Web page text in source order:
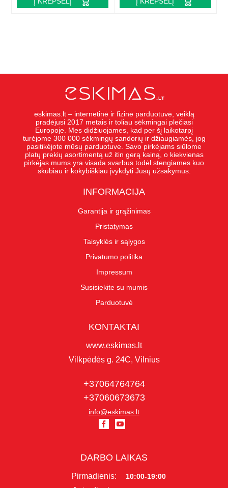
eskimas.lt – internetinė ir fizinė parduotuvė, veiklą
pradėjusi 2017 metais ir toliau sėkmingai plečiasi
Europoje. Mes didžiuojames, kad per šį laikotarpį
turėjome 300 000 sėkmingų sandorių ir džiaugiamės, jog
pasitikėjote mūsų parduotuve. Savo pirkėjams siūlome
platų prekių asortimentą už itin gerą kainą, o kiekvienas
pirkėjas mums yra visada svarbus todėl stengiames kuo
skubiau ir kokybiškiau įvykdyti Jūsų užsakymus.
INFORMACIJA
Garantija ir grąžinimas
Pristatymas
Taisyklės ir sąlygos
Privatumo politika
Impressum
Susisiekite su mumis
Parduotuvė
KONTAKTAI
www.eskimas.lt
Vilkpėdės g. 24C, Vilnius
+37064764764
+37060673673
info@eskimas.lt
DARBO LAIKAS
Pirmadienis: 10:00-19:00